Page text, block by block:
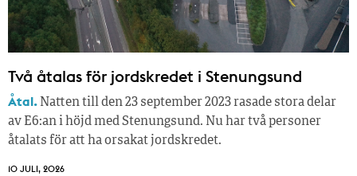
Två åtalas för jordskredet i Stenungsund
Åtal. Natten till den 23 september 2023 rasade stora delar
av E6:an i höjd med Stenungsund. Nu har två personer
åtalats för att ha orsakat jordskredet.
10 JULI, 2026